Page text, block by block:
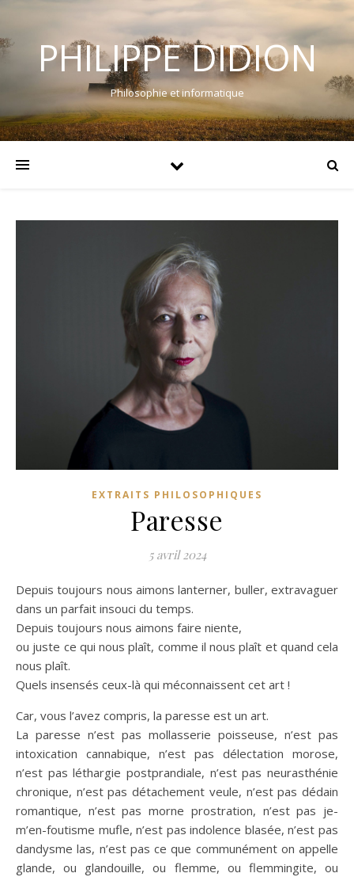
PHILIPPE DIDION
Philosophie et informatique
EXTRAITS PHILOSOPHIQUES
Paresse
5 avril 2024
Depuis toujours nous aimons lanterner, buller, extravaguer
dans un parfait insouci du temps.
Depuis toujours nous aimons faire niente,
ou juste ce qui nous plaît, comme il nous plaît et quand cela
nous plaît.
Quels insensés ceux-là qui méconnaissent cet art !
Car, vous l’avez compris, la paresse est un art.
La paresse n’est pas mollasserie poisseuse, n’est pas
intoxication cannabique, n’est pas délectation morose,
n’est pas léthargie postprandiale, n’est pas neurasthénie
chronique, n’est pas détachement veule, n’est pas dédain
romantique, n’est pas morne prostration, n’est pas je-
m’en-foutisme mufle, n’est pas indolence blasée, n’est pas
dandysme las, n’est pas ce que communément on appelle
glande, ou glandouille, ou flemme, ou flemmingite, ou